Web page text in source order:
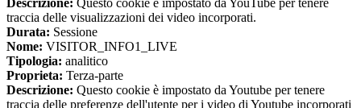
Descrizione: Questo cookie è impostato da YouTube per tenere
traccia delle visualizzazioni dei video incorporati.
Durata: Sessione
Nome: VISITOR_INFO1_LIVE
Tipologia: analitico
Proprieta: Terza-parte
Descrizione: Questo cookie è impostato da Youtube per tenere
traccia delle preferenze dell'utente per i video di Youtube incorporati